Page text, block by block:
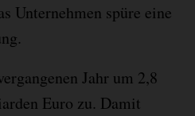
Unternehmen spüre eine
Jahr um 2,8
Euro zu. Damit